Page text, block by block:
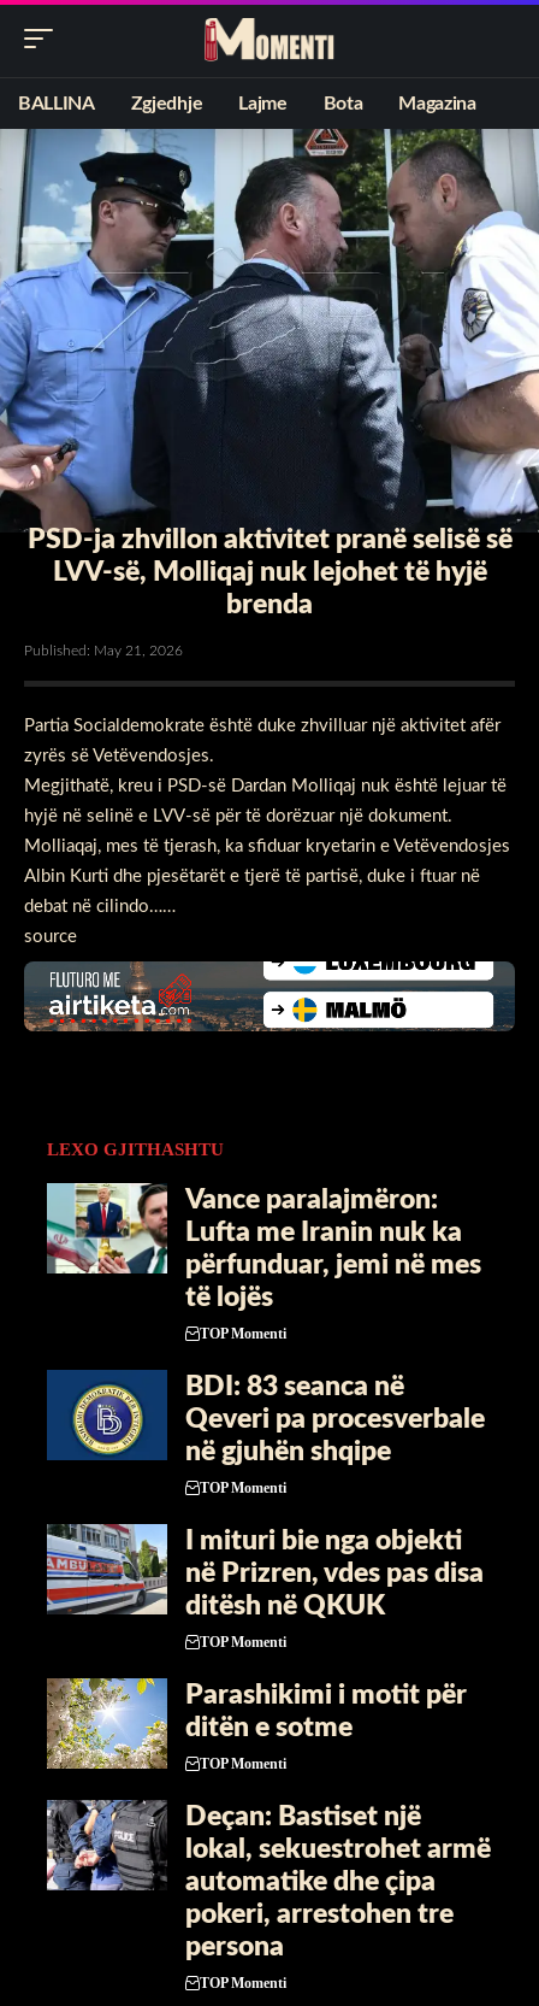
BALLINA Zgjedhje Lajme Bota Magazina
PSD-ja zhvillon aktivitet pranë selisë së
LVV-së, Molliqaj nuk lejohet të hyjë
brenda
Published: May 21, 2026
Partia Socialdemokrate është duke zhvilluar një aktivitet afër
zyrës së Vetëvendosjes.
Megjithatë, kreu i PSD-së Dardan Molliqaj nuk është lejuar të
hyjë në selinë e LVV-së për të dorëzuar një dokument.
Molliaqaj, mes të tjerash, ka sfiduar kryetarin e Vetëvendosjes
Albin Kurti dhe pjesëtarët e tjerë të partisë, duke i ftuar në
debat në cilindo……
source
LEXO GJITHASHTU
Vance paralajmëron:
Lufta me Iranin nuk ka
përfunduar, jemi në mes
të lojës
TOP Momenti
BDI: 83 seanca në
Qeveri pa procesverbale
në gjuhën shqipe
TOP Momenti
I mituri bie nga objekti
në Prizren, vdes pas disa
ditësh në QKUK
TOP Momenti
Parashikimi i motit për
ditën e sotme
TOP Momenti
Deçan: Bastiset një
lokal, sekuestrohet armë
automatike dhe çipa
pokeri, arrestohen tre
persona
TOP Momenti